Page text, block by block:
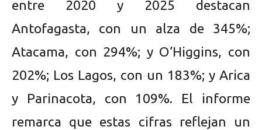
entre 2020 y 2025 destacan
Antofagasta, con un alza de 345%;
Atacama, con 294%; y O’Higgins, con
202%; Los Lagos, con un 183%; y Arica
y Parinacota, con 109%. El informe
remarca que estas cifras reflejan un